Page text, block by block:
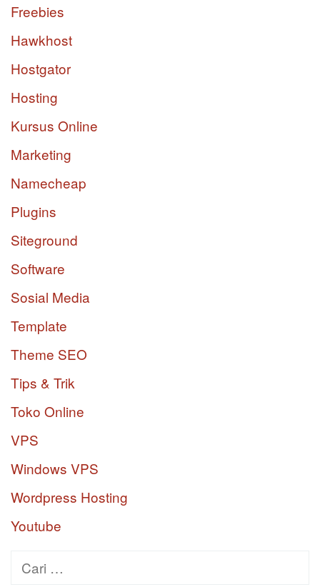
Freebies
Hawkhost
Hostgator
Hosting
Kursus Online
Marketing
Namecheap
Plugins
Siteground
Software
Sosial Media
Template
Theme SEO
Tips & Trik
Toko Online
VPS
Windows VPS
Wordpress Hosting
Youtube
Cari